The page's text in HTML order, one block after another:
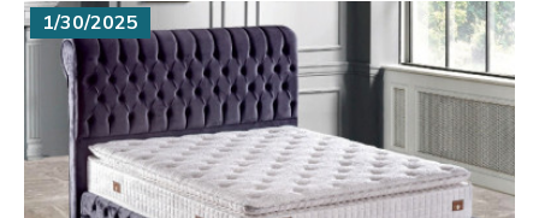
1/30/2025